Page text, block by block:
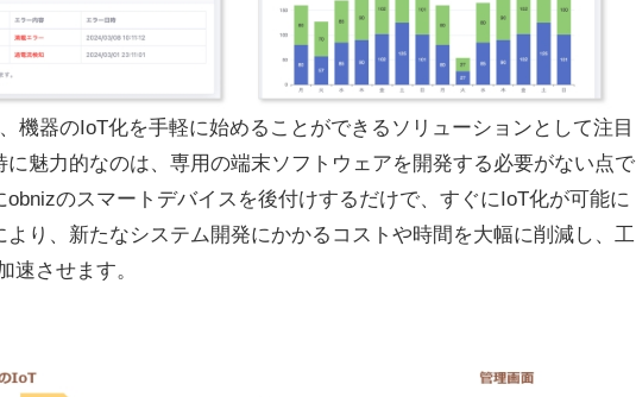
、機器のIoT化を手軽に始めることができるソリューションとして注目
に魅力的なのは、専用の端末ソフトウェアを開発する必要がない点で
obnizのスマートデバイスを後付けするだけで、すぐにIoT化が可能に
より、新たなシステム開発にかかるコストや時間を大幅に削減し、工
速させます。